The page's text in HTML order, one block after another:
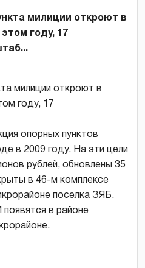
милиции откроют в
году, 17
милиции откроют в
году, 17
опорных пунктов
в 2009 году. На эти цели
рублей, обновлены 35
в 46-м комплексе
поселка ЗЯБ.
в районе